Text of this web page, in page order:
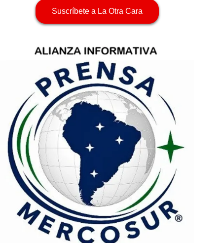
Suscríbete a La Otra Cara